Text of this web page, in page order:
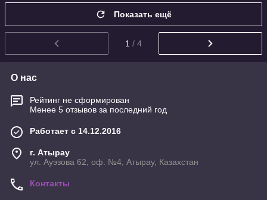
Показать ещё
1 / 4
О нас
Рейтинг не сформирован
Менее 5 отзывов за последний год
Работает с 14.12.2016
г. Атырау
ул. Ауэзова 62, оф. №4, Атырау, Казахстан
Контакты